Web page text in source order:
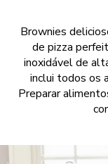
Brownies
de pizza
inoxidável de
inclui todos os
Preparar